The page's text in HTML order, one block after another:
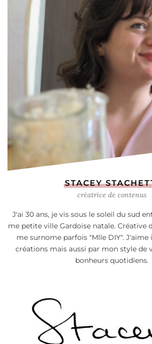
STACEY
créatrice de contenus
J'ai 30 ans, je vis sous le soleil du sud
me petite ville Gardoise natale. Créative
me surnome parfois "Mlle DIY". J'aime
créations mais aussi par mon style de
bonheurs quotidiens.